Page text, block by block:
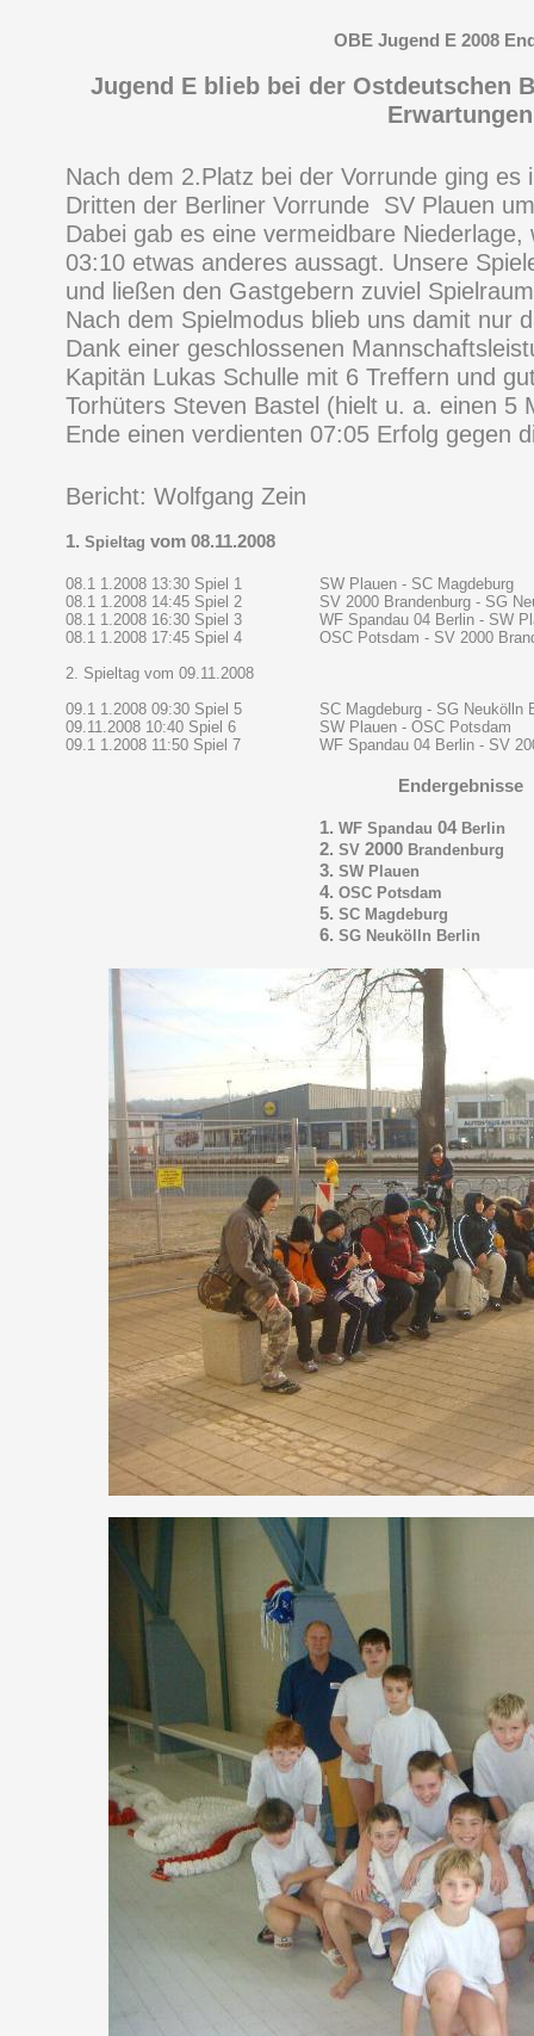
OBE Jugend E 2008
Jugend E blieb bei der Ostdeutschen
Erwartungen
Nach dem 2.Platz bei der Vorrunde ging es
Dritten der Berliner Vorrunde SV Plauen
Dabei gab es eine vermeidbare
03:10 etwas anderes aussagt. Unsere
und ließen den Gastgebern zuviel
Nach dem Spielmodus blieb uns damit nur
Dank einer geschlossenen
Kapitän Lukas Schulle mit 6 Treffern und
Torhüters Steven Bastel (hielt u. a. einen 5
Ende einen verdienten 07:05 Erfolg gegen
Bericht: Wolfgang Zein
1.Spieltagvom 08.11.2008
08.1 1.2008 13:30 Spiel 1
SW Plauen - SC Magdeburg
08.1 1.2008 14:45 Spiel 2
SV 2000 Brandenburg - SG
08.1 1.2008 16:30 Spiel 3
WF Spandau 04 Berlin - SW
08.1 1.2008 17:45 Spiel 4
OSC Potsdam - SV 2000
2. Spieltag vom 09.11.2008
09.1 1.2008 09:30 Spiel 5
SC Magdeburg - SG Neukölln
09.11.2008 10:40 Spiel 6
SW Plauen - OSC Potsdam
09.1 1.2008 11:50 Spiel 7 WF Spandau 04 Berlin - SV
Endergebnisse
1.WF Spandau04 Berlin
2. SV2000 Brandenburg
3.SW Plauen
4.OSC Potsdam
5.SC Magdeburg
6.SG Neukölln Berlin